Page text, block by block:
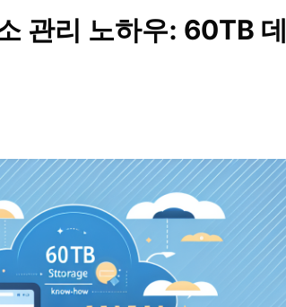
관리 노하우: 60TB 데